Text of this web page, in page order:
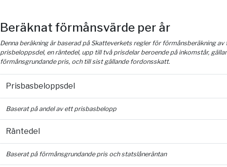
Beräknat förmånsvärde per år
Denna beräkning är baserad på Skatteverkets regler för förmånsberäkning av
prisbeloppsdel, en räntedel, upp till två prisdelar beroende på inkomstår,
förmånsgrundande pris, och till sist gällande fordonsskatt.
Prisbasbeloppsdel
Baserat på andel av ett prisbasbelopp
Räntedel
Baserat på förmånsgrundande pris och statslåneräntan